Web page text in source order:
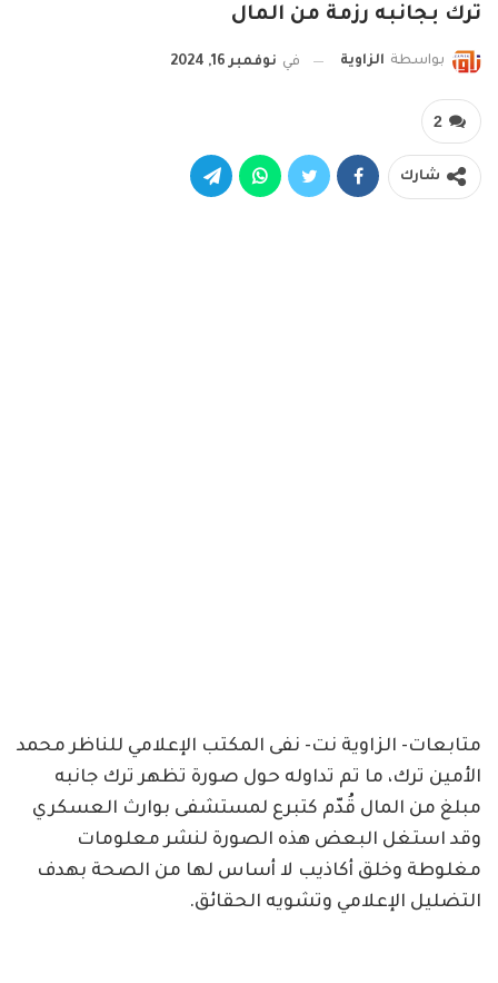
ترك بجانبه رزمة من المال
بواسطة الزاوية في نوفمبر 16, 2024
2
شارك
متابعات- الزاوية نت- نفى المكتب الإعلامي للناظر محمد
الأمين ترك، ما تم تداوله حول صورة تظهر ترك جانبه
مبلغ من المال قُدّم كتبرع لمستشفى بوارث العسكري
وقد استغل البعض هذه الصورة لنشر معلومات
مغلوطة وخلق أكاذيب لا أساس لها من الصحة بهدف
التضليل الإعلامي وتشويه الحقائق.